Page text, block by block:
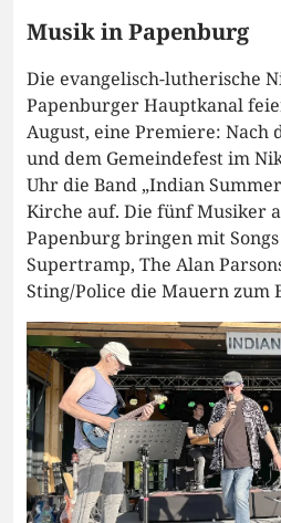
Musik in Papenburg
Die evangelisch-lutherische
Papenburger Hauptkanal
August, eine Premiere:
und dem Gemeindefest im
Uhr die Band „Indian
Kirche auf. Die fünf Musiker
Papenburg bringen mit
Supertramp, The Alan
Sting/Police die Mauern zum